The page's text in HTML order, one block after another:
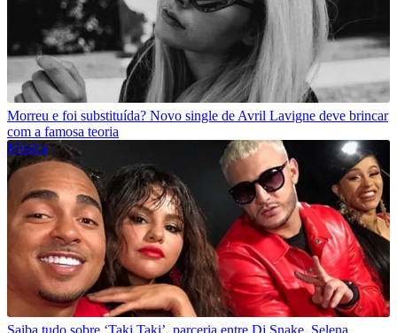
Morreu e foi substituída? Novo single de Avril Lavigne deve brincar
com a famosa teoria
Música
Saiba tudo sobre ‘Taki Taki’, parceria entre Dj Snake, Selena